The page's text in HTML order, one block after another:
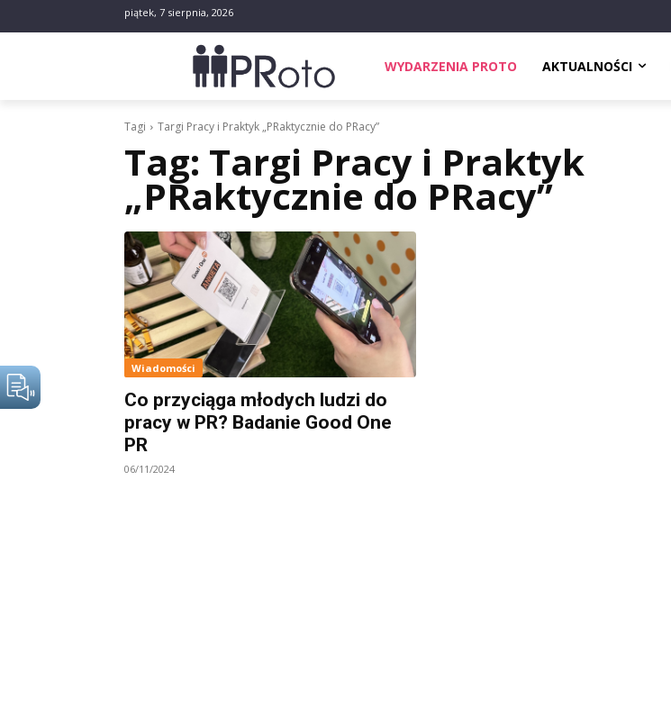
piątek, 7 sierpnia, 2026
WYDARZENIA PROTO AKTUALNOŚCI
Tagi Targi Pracy i Praktyk „PRaktycznie do PRacy”
Tag: Targi Pracy i Praktyk
„PRaktycznie do PRacy”
Wiadomości
Co przyciąga młodych ludzi do
pracy w PR? Badanie Good One
PR
06/11/2024